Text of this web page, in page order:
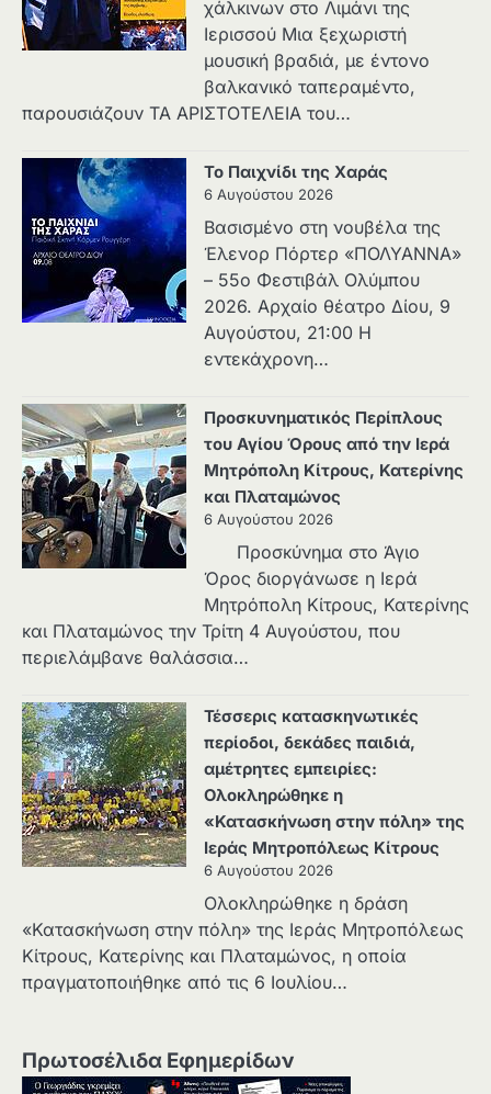
χάλκινων στο Λιμάνι της
Ιερισσού Μια ξεχωριστή
μουσική βραδιά, με έντονο
βαλκανικό ταπεραμέντο,
παρουσιάζουν ΤΑ ΑΡΙΣΤΟΤΕΛΕΙΑ του…
Το Παιχνίδι της Χαράς
6 Αυγούστου 2026
Βασισμένο στη νουβέλα της
Έλενορ Πόρτερ «ΠΟΛΥΑΝΝΑ»
– 55ο Φεστιβάλ Ολύμπου
2026. Αρχαίο θέατρο Δίου, 9
Αυγούστου, 21:00 Η
εντεκάχρονη…
Προσκυνηματικός Περίπλους
του Αγίου Όρους από την Ιερά
Μητρόπολη Κίτρους, Κατερίνης
και Πλαταμώνος
6 Αυγούστου 2026
Προσκύνημα στο Άγιο
Όρος διοργάνωσε η Ιερά
Μητρόπολη Κίτρους, Κατερίνης
και Πλαταμώνος την Τρίτη 4 Αυγούστου, που
περιελάμβανε θαλάσσια…
Τέσσερις κατασκηνωτικές
περίοδοι, δεκάδες παιδιά,
αμέτρητες εμπειρίες:
Ολοκληρώθηκε η
«Κατασκήνωση στην πόλη» της
Ιεράς Μητροπόλεως Κίτρους
6 Αυγούστου 2026
Ολοκληρώθηκε η δράση
«Κατασκήνωση στην πόλη» της Ιεράς Μητροπόλεως
Κίτρους, Κατερίνης και Πλαταμώνος, η οποία
πραγματοποιήθηκε από τις 6 Ιουλίου…
Πρωτοσέλιδα Εφημερίδων